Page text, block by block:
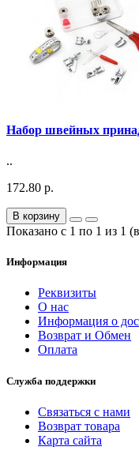
Набор швейных
..
172.80 р.
В корзину
Показано с 1 по 1 из 1
Информация
Реквизиты
О нас
Информация о
Возврат и Обмен
Оплата
Служба поддержки
Связаться с нами
Возврат товара
Карта сайта